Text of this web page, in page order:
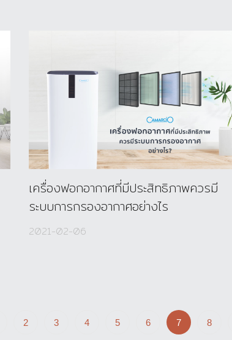
เครื่องฟอกอากาศที่มีประสิทธิภาพควรมี
ระบบการกรองอากาศอย่างไร
2021-02-06
2 3 4 5 6 7 8